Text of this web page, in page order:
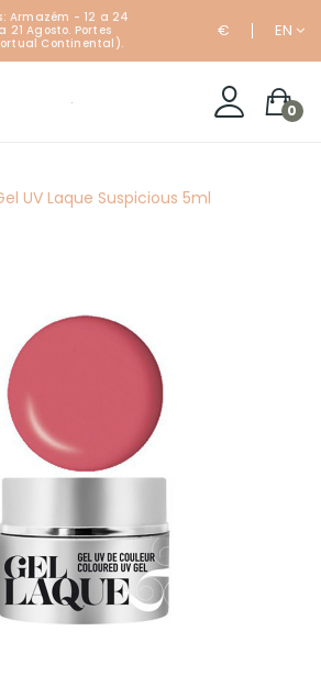
Armazém - 12 a 24
21 Agosto. Portes
Continental).
€ EN
0
UV Laque Suspicious 5ml